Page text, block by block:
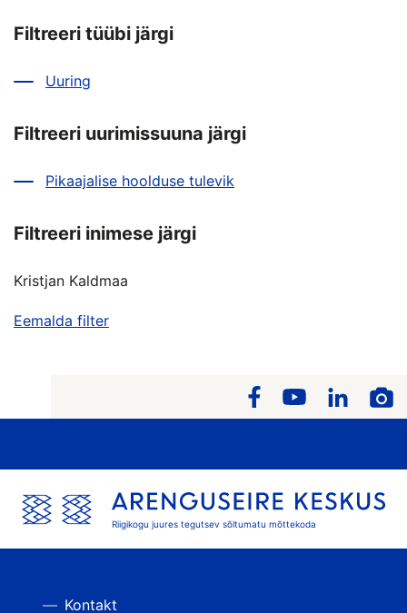
Filtreeri tüübi järgi
Uuring
Filtreeri uurimissuuna järgi
Pikaajalise hoolduse tulevik
Filtreeri inimese järgi
Kristjan Kaldmaa
Eemalda filter
Riigikogu juures tegutsev sõltumatu mõttekoda
Kontakt